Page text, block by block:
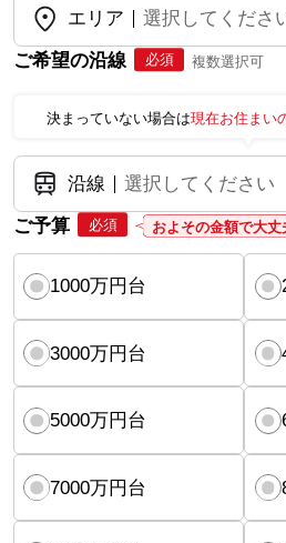
エリア
選択してくださ
ご希望の沿線
必須 複数選択可
決まっていない場合は現在お住まい
沿線
選択してください
ご予算
必須 およその金額で大丈
1000万円台
3000万円台
5000万円台
7000万円台